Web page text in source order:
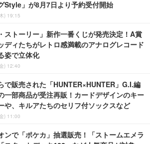
Style」が8月7日より予約受付開始
) 19:15
ストーリー」新作一番くじが発売決定！A賞
ディたちがレトロ感満載のアナログレコード
姿で立体化
) 12:40
で販売された「HUNTER×HUNTER」G.I.編
一部商品が受注再販！カードデザインのキー
や、キルアたちのセリフ付ソックスなど
) 11:00
ンで「ポケカ」抽選販売！「ストームエメラ